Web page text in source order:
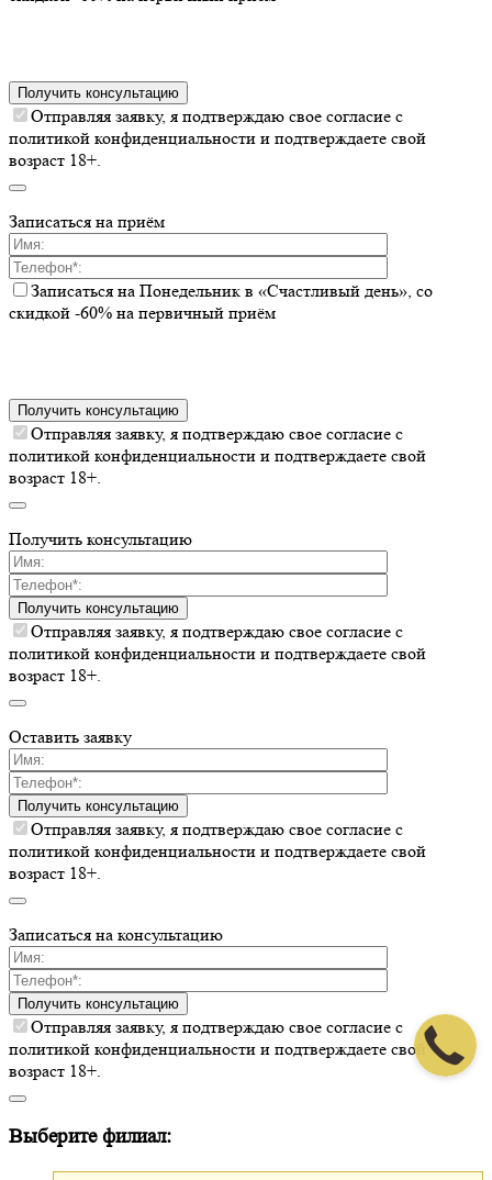
Получить консультацию
Отправляя заявку, я подтверждаю свое согласие с
политикой конфиденциальности и подтверждаете свой
возраст 18+.
Записаться на приём
Записаться на Понедельник в «Счастливый день», со
скидкой -60% на первичный приём
Получить консультацию
Отправляя заявку, я подтверждаю свое согласие с
политикой конфиденциальности и подтверждаете свой
возраст 18+.
Получить консультацию
Получить консультацию
Отправляя заявку, я подтверждаю свое согласие с
политикой конфиденциальности и подтверждаете свой
возраст 18+.
Оставить заявку
Получить консультацию
Отправляя заявку, я подтверждаю свое согласие с
политикой конфиденциальности и подтверждаете свой
возраст 18+.
Записаться на консультацию
Получить консультацию
Отправляя заявку, я подтверждаю свое согласие с
политикой конфиденциальности и подтверждаете свой
возраст 18+.
Выберите филиал: